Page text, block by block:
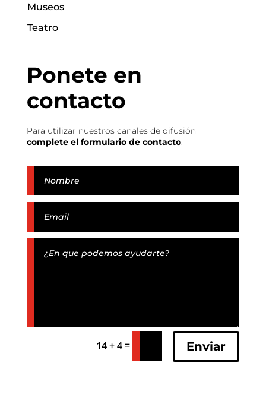
Museos
Teatro
Ponete en
contacto
Para utilizar nuestros canales de difusión
complete el formulario de contacto.
14 + 4= Enviar